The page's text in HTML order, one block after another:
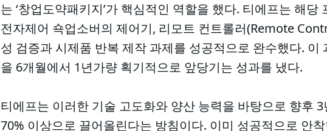
는 ‘창업도약패키지’가 핵심적인 역할을 했다. 티에프는 해
전자제어 쇽업소버의 제어기, 리모트 컨트롤러(Remote
성 검증과 시제품 반복 제작 과제를 성공적으로 완수했다. 이
을 6개월에서 1년가량 획기적으로 앞당기는 성과를 냈다.
티에프는 이러한 기술 고도화와 양산 능력을 바탕으로 향후
70% 이상으로 끌어올린다는 방침이다. 이미 성공적으로 안